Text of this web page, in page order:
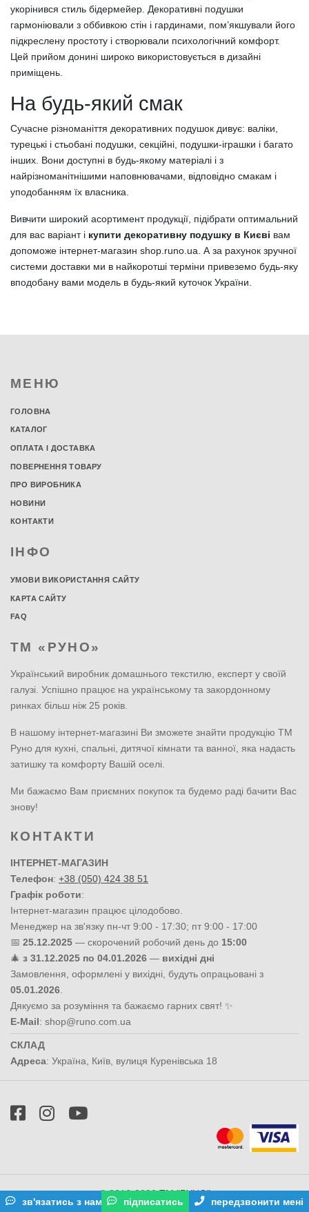
укорінився стиль бідермейер. Декоративні подушки
гармоніювали з оббивкою стін і гардинами, пом’якшували його
підкреслену простоту і створювали психологічний комфорт.
Цей прийом донині широко використовується в дизайні
приміщень.
На будь-який смак
Сучасне різноманіття декоративних подушок дивує: валіки,
турецькі і стьобані подушки, секційні, подушки-іграшки і багато
інших. Вони доступні в будь-якому матеріалі і з
найрізноманітнішими наповнювачами, відповідно смакам і
уподобанням їх власника.
Вивчити широкий асортимент продукції, підібрати оптимальний
для вас варіант і купити декоративну подушку в Києві вам
допоможе інтернет-магазин shop.runo.ua. А за рахунок зручної
системи доставки ми в найкоротші терміни привеземо будь-яку
вподобану вами модель в будь-який куточок України.
МЕНЮ
ГОЛОВНА
КАТАЛОГ
ОПЛАТА І ДОСТАВКА
ПОВЕРНЕННЯ ТОВАРУ
ПРО ВИРОБНИКА
НОВИНИ
КОНТАКТИ
ІНФО
УМОВИ ВИКОРИСТАННЯ САЙТУ
КАРТА САЙТУ
FAQ
ТМ «РУНО»
Український виробник домашнього текстилю, експерт у своїй
галузі. Успішно працює на українському та закордонному
ринках більш ніж 25 років.
В нашому інтернет-магазині Ви зможете знайти продукцію ТМ
Руно для кухні, спальні, дитячої кімнати та ванної, яка надасть
затишку та комфорту Вашій оселі.
Ми бажаємо Вам приємних покупок та будемо раді бачити Вас
знову!
КОНТАКТИ
ІНТЕРНЕТ-МАГАЗИН
Телефон: +38 (050) 424 38 51
Графік роботи:
Інтернет-магазин працює цілодобово.
Менеджер на зв'язку пн-чт 9:00 - 17:30; пт 9:00 - 17:00
📅 25.12.2025 — скорочений робочий день до 15:00
🎄 з 31.12.2025 по 04.01.2026 — вихідні дні
Замовлення, оформлені у вихідні, будуть опрацьовані з
05.01.2026
Дякуємо за розуміння та бажаємо гарних свят! ✨
E-Mail: shop@runo.com.ua
СКЛАД
Адреса: Україна Київ вулиця Куренівська 18
© 2016-2020ТМ "РУНО"
зв'язатись з нами підписатись передзвонити мені